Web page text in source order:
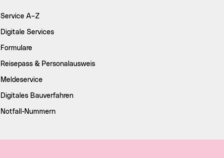
Service A–Z
Digitale Services
Formulare
Reisepass & Personalausweis
Meldeservice
Digitales Bauverfahren
Notfall-Nummern